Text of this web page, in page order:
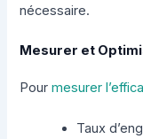
nécessaire.
Mesurer et
Pourmesurer
Taux